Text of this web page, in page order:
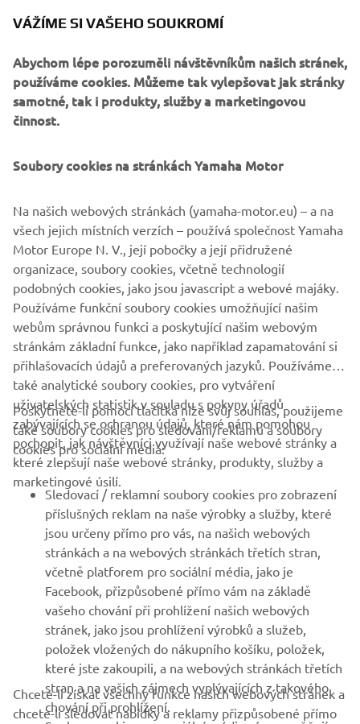
in Monza, Italy on 17-19 May.
The 2019 The Reunion will set the scene for a new
challenge for nine customizers is to bring the vintage rally
vibe to life with XSR700 creations that take inspiration
With over 15,000 attendees expected, the event will
provide an overload of custom and classic bikes as part of
the show.With further exhibitions, 1/8 mile drag racing
and a special 1on1 scrambler race, there’s no better place
to be this spring to get your Faster Sons fix.
FIREMNÍ
B2B
VÍCE YAMAHA
PODPORA
ZPRAVODAJ
Získejte jako první informace o nejnovějších nabídkách,
speciálních akcích, nových verzích a mnoho dalšího
VÁŽÍME SI VAŠEHO SOUKROMÍ
Abychom lépe porozuměli návštěvníkům našich stránek,
používáme cookies. Můžeme tak vylepšovat jak stránky
samotné, tak i produkty, služby a marketingovou
činnost.
Soubory cookies na stránkách Yamaha Motor
Na našich webových stránkách (yamaha-motor.eu) – a na
všech jejich místních verzích – používá společnost Yamaha
Motor Europe N. V., její pobočky a její přidružené
organizace, soubory cookies, včetně technologií
podobných cookies, jako jsou javascript a webové majáky.
Používáme funkční soubory cookies umožňující našim
webům správnou funkci a poskytující našim webovým
stránkám základní funkce, jako například zapamatování si
přihlašovacích údajů a preferovaných jazyků. Používáme
také analytické soubory cookies, pro vytváření
uživatelských statistik v souladu s pokyny úřadů
zabývajících se ochranou údajů, které nám pomohou
pochopit, jak návštěvníci využívají naše webové stránky a
které zlepšují naše webové stránky, produkty, služby a
marketingové úsilí.
Poskytnete-li pomocí tlačítka níže svůj souhlas, použijeme
také soubory cookies pro sledování/reklamu a soubory
cookies pro sociální média:
Sledovací / reklamní soubory cookies pro zobrazení
příslušných reklam na naše výrobky a služby, které
jsou určeny přímo pro vás, na našich webových
stránkách a na webových stránkách třetích stran,
včetně platforem pro sociální média, jako je
Facebook, přizpůsobené přímo vám na základě
vašeho chování při prohlížení našich webových
stránek, jako jsou prohlížení výrobků a služeb,
položek vložených do nákupního košíku, položek,
které jste zakoupili, a na webových stránkách třetích
stran a na vašich zájmech vyplývajících z takového
chování při prohlížení.
Chcete-li získat všechny funkce našich webových stránek a
chcete-li sledovat nabídky a reklamy přizpůsobené přímo